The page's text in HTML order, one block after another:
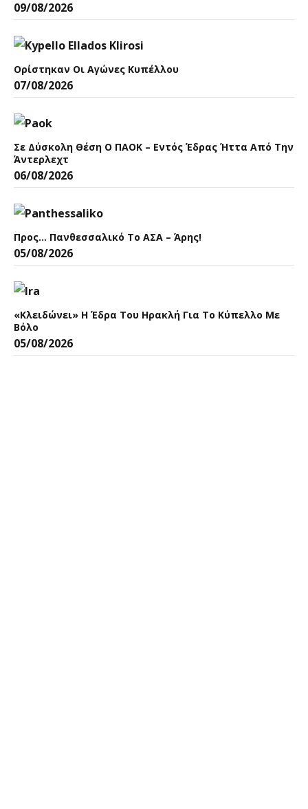
09/08/2026
Ορίστηκαν Οι Αγώνες Κυπέλλου
07/08/2026
Σε Δύσκολη Θέση Ο ΠΑΟΚ – Εντός Έδρας Ήττα Από Την
Άντερλεχτ
06/08/2026
Προς… Πανθεσσαλικό Το ΑΣΑ – Άρης!
05/08/2026
«Κλειδώνει» Η Έδρα Του Ηρακλή Για Το Κύπελλο Με
Βόλο
05/08/2026